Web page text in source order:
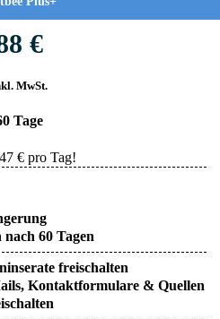
€
MwSt.
Tage
€ pro Tag!
nach 60 Tagen
freischalten
Kontaktformulare & Quellen